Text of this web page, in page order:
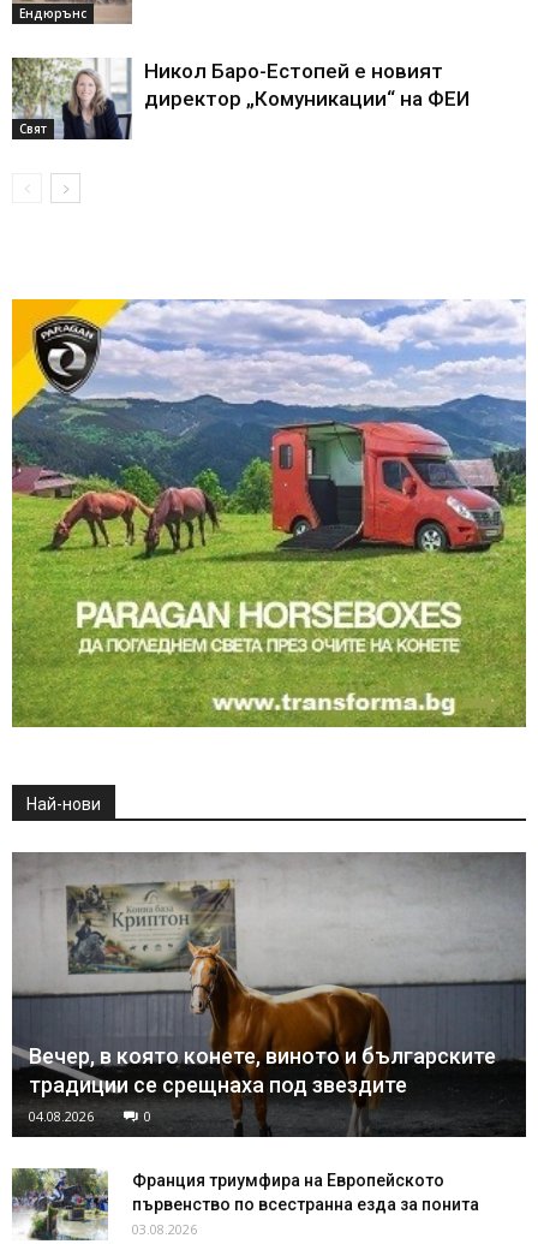
Ендюрънс
Свят
Никол Баро-Естопей е новият
директор „Комуникации“ на ФЕИ
Най-нови
Вечер, в която конете, виното и българските
традиции се срещнаха под звездите
04.08.2026 0
Франция триумфира на Европейското
първенство по всестранна езда за понита
03.08.2026